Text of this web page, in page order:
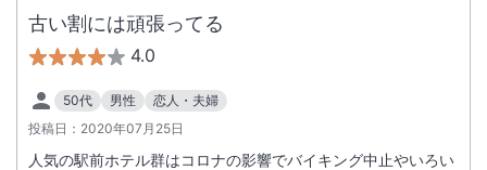
古い割には頑張ってる
4.0
50代 男性
恋人・夫婦
投稿日： 2020年07月25日
人気の駅前ホテル群はコロナの影響でバイキング中止やいろい